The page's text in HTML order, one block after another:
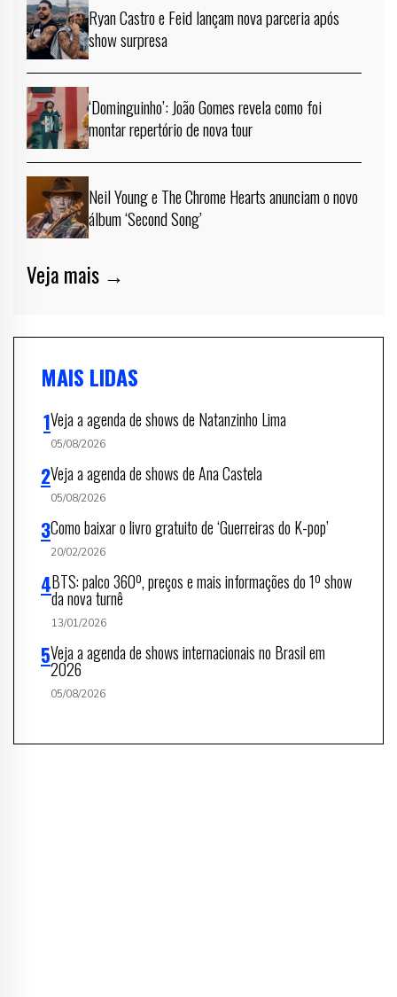
Ryan Castro e Feid lançam nova parceria após
show surpresa
‘Dominguinho’: João Gomes revela como foi
montar repertório de nova tour
Neil Young e The Chrome Hearts anunciam o novo
álbum ‘Second Song’
Veja mais →
MAIS LIDAS
Veja a agenda de shows de Natanzinho Lima
05/08/2026
Veja a agenda de shows de Ana Castela
05/08/2026
Como baixar o livro gratuito de ‘Guerreiras do K-pop’
20/02/2026
BTS: palco 360º, preços e mais informações do 1º show
da nova turnê
13/01/2026
Veja a agenda de shows internacionais no Brasil em
2026
05/08/2026